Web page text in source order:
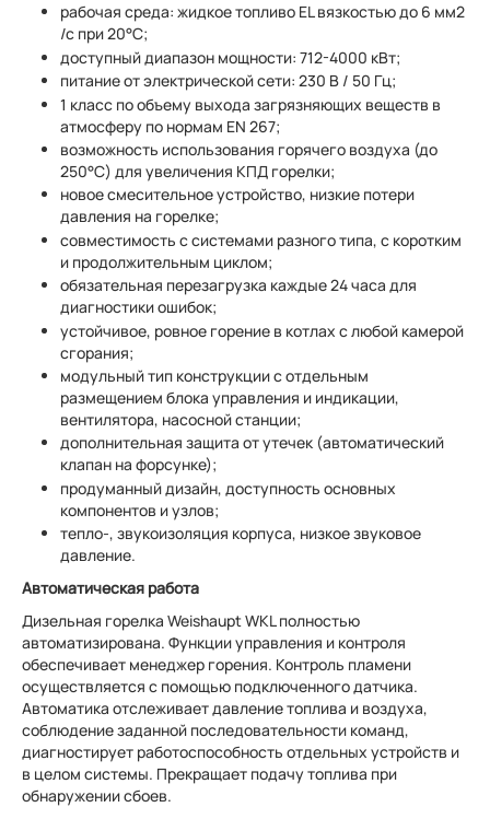
рабочая среда: жидкое топливо EL вязкостью до 6 мм2
/с при 20°C;
доступный диапазон мощности: 712-4000 кВт;
питание от электрической сети: 230 В / 50 Гц;
1 класс по объему выхода загрязняющих веществ в
атмосферу по нормам EN 267;
возможность использования горячего воздуха (до
250°C) для увеличения КПД горелки;
новое смесительное устройство, низкие потери
давления на горелке;
совместимость с системами разного типа, с коротким
и продолжительным циклом;
обязательная перезагрузка каждые 24 часа для
диагностики ошибок;
устойчивое, ровное горение в котлах с любой камерой
сгорания;
модульный тип конструкции с отдельным
размещением блока управления и индикации,
вентилятора, насосной станции;
дополнительная защита от утечек (автоматический
клапан на форсунке);
продуманный дизайн, доступность основных
компонентов и узлов;
тепло-, звукоизоляция корпуса, низкое звуковое
давление.
Автоматическая работа
Дизельная горелка Weishaupt WKL полностью
автоматизирована. Функции управления и контроля
обеспечивает менеджер горения. Контроль пламени
осуществляется с помощью подключенного датчика.
Автоматика отслеживает давление топлива и воздуха,
соблюдение заданной последовательности команд,
диагностирует работоспособность отдельных устройств и
в целом системы. Прекращает подачу топлива при
обнаружении сбоев.